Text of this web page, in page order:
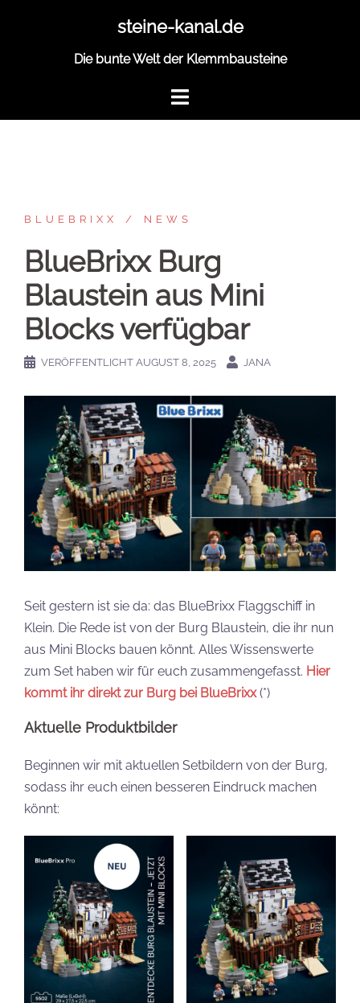
steine-kanal.de
Die bunte Welt der Klemmbausteine
BLUEBRIXX NEWS
BlueBrixx Burg
Blaustein aus Mini
Blocks verfügbar
VERÖFFENTLICHT AUGUST 8, 2025 JANA
Seit gestern ist sie da: das BlueBrixx Flaggschiff in
Klein. Die Rede ist von der Burg Blaustein, die ihr nun
aus Mini Blocks bauen könnt. Alles Wissenswerte
zum Set haben wir für euch zusammengefasst. Hier
kommt ihr direkt zur Burg bei BlueBrixx(*)
Aktuelle Produktbilder
Beginnen wir mit aktuellen Setbildern von der Burg,
sodass ihr euch einen besseren Eindruck machen
könnt: